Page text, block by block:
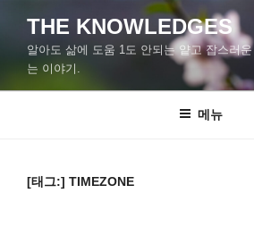
바
THE KNOWLEDGES
알아도 삶에 도움 1도 안되는 얕고 잡스러
는 이야기.
메뉴
[태그:] TIMEZONE